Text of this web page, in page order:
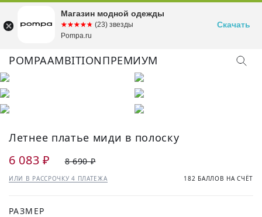
POMPAAMBITIONПРЕМИУМ
Летнее платье миди в полоску
6 083 ₽ 8 690 ₽
ИЛИ В РАССРОЧКУ 4 ПЛАТЕЖА 182 БАЛЛОВ НА СЧЁТ
РАЗМЕР
Магазин модной одежды
☆☆☆☆☆
★★★★★ (23) звезды
Pompa.ru
Скачать